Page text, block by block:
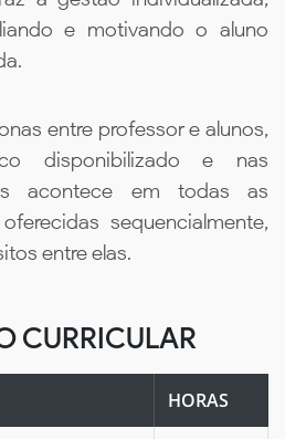
e motivando o aluno
entre professor e alunos,
disponibilizado e nas
acontece em todas as
sequencialmente,
entre elas.
CURRICULAR
HORAS